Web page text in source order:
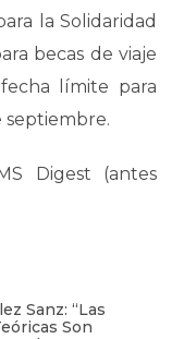
la Solidaridad
becas de viaje
límite para
septiembre.
Digest (antes
Sanz: “Las
Son